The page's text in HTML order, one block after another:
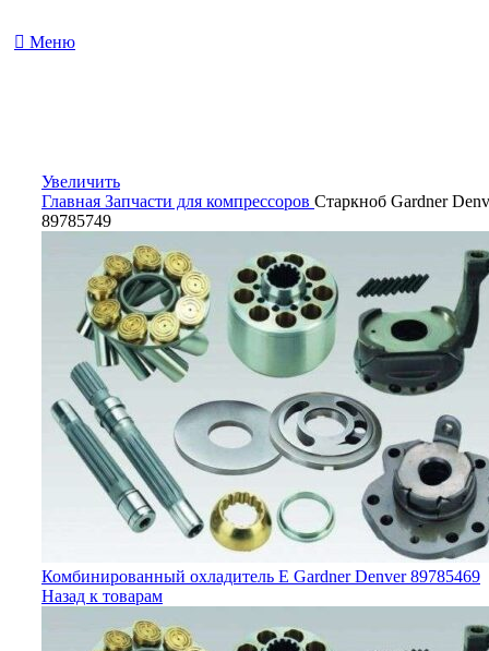
Меню
Увеличить
Главная Запчасти для компрессоров Старкноб Gardner
89785749
Комбинированный охладитель E Gardner Denver 89785469
Назад к товарам